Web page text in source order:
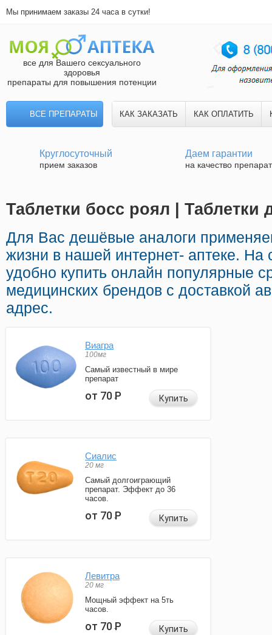
Мы принимаем заказы 24 часа в сутки!
все для Вашего сексуального
здоровья
препараты для повышения потенции
ВСЕ ПРЕПАРАТЫ КАК ЗАКАЗАТЬ КАК ОПЛАТИТЬ
Круглосуточный
прием заказов
Даем гарантии
на качество
Таблетки босс роял | Таблетки
Для Вас дешёвые аналоги
жизни в нашей интернет- аптеке.
удобно купить онлайн популярные
медицинских брендов с доставкой
адрес.
Виагра
100мг
Самый известный в мире
препарат
от 70Р Купить
Сиалис
20 мг
Самый долгоиграющий
препарат. Эффект до 36
часов.
от 70Р Купить
Левитра
20 мг
Мощный эффект на 5ть
часов.
от 70Р Купить